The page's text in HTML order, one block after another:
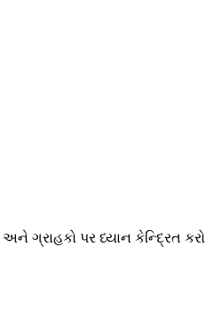
ગ્રાહકો પર ધ્યાન કેન્દ્રિત કરો